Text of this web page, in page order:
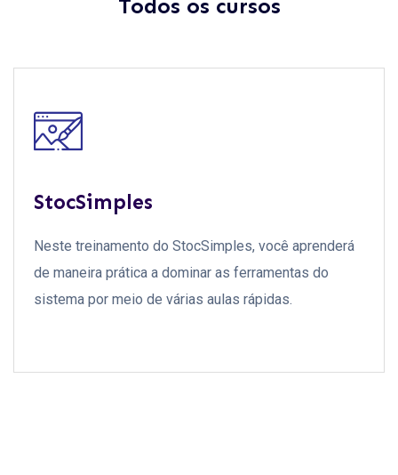
Todos os cursos
StocSimples
Neste treinamento do StocSimples, você aprenderá
de maneira prática a dominar as ferramentas do
sistema por meio de várias aulas rápidas.